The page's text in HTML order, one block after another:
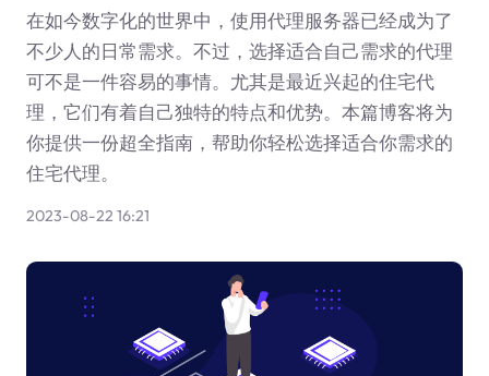
在如今数字化的世界中，使用代理服务器已经成为了
不少人的日常需求。不过，选择适合自己需求的代理
可不是一件容易的事情。尤其是最近兴起的住宅代
理，它们有着自己独特的特点和优势。本篇博客将为
你提供一份超全指南，帮助你轻松选择适合你需求的
住宅代理。
2023-08-22 16:21